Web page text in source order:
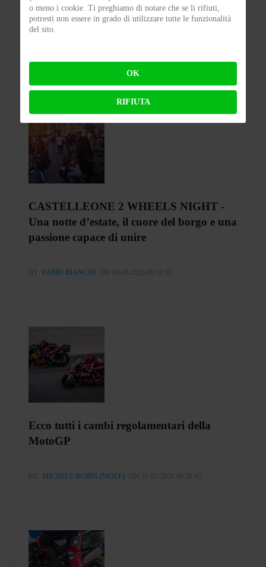
Test Silence S02 – Stile silenzioso
CASTELLEONE 2 WHEELS NIGHT -
Una notte d’estate, il cuore del borgo e una
passione capace di unire
BY FABIO BIANCHI ON 03-08-2026 08:10:57
Ecco tutti i cambi regolamentari della
MotoGP
BY MICHELE RUBIN (WOLF) ON 31-07-2026 00:30:42
o meno i cookie. Ti preghiamo di notare che se li rifiuti,
potresti non essere in grado di utilizzare tutte le funzionalità
del sito.
OK
RIFIUTA